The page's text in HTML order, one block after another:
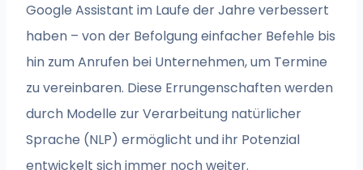
Google Assistant im Laufe der Jahre verbessert
haben – von der Befolgung einfacher Befehle bis
hin zum Anrufen bei Unternehmen, um Termine
zu vereinbaren. Diese Errungenschaften werden
durch Modelle zur Verarbeitung natürlicher
Sprache (NLP) ermöglicht und ihr Potenzial
entwickelt sich immer noch weiter.